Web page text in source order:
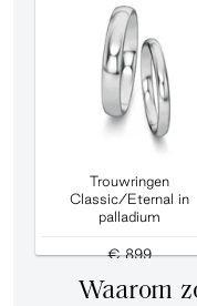
Trouwringen
Classic/Eternal in
palladium
€ 899
Waarom